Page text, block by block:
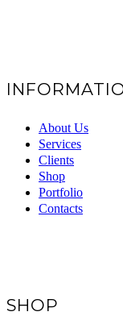
About Us
Services
Clients
Shop
Portfolio
Contacts
SHOP